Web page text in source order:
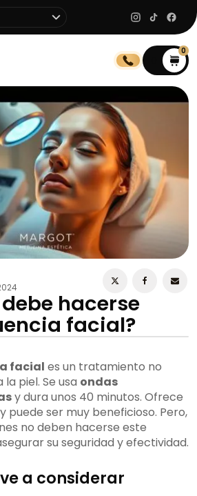
0
hacerse
facial?
facial es un tratamiento no
piel. Se usa ondas
y dura unos 40 minutos. Ofrece
puede ser muy beneficioso. Pero,
no deben hacerse este
su seguridad y efectividad.
a considerar